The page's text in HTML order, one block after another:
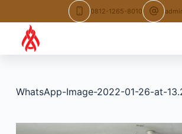
to
content
0812-1265-8010
WhatsApp-Image-2022-01-26-at-